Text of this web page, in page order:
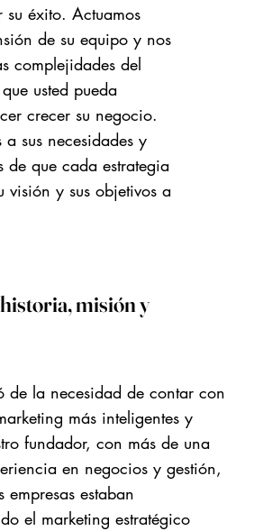
éxito. Actuamos
de su equipo y nos
complejidades del
usted pueda
crecer su negocio.
sus necesidades y
de que cada estrategia
visión y sus objetivos a
misión y
de la necesidad de contar con
más inteligentes y
fundador, con más de una
en negocios y gestión,
empresas estaban
el marketing estratégico